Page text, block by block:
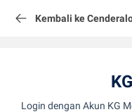
Kembali ke
Login dengan Akun KG